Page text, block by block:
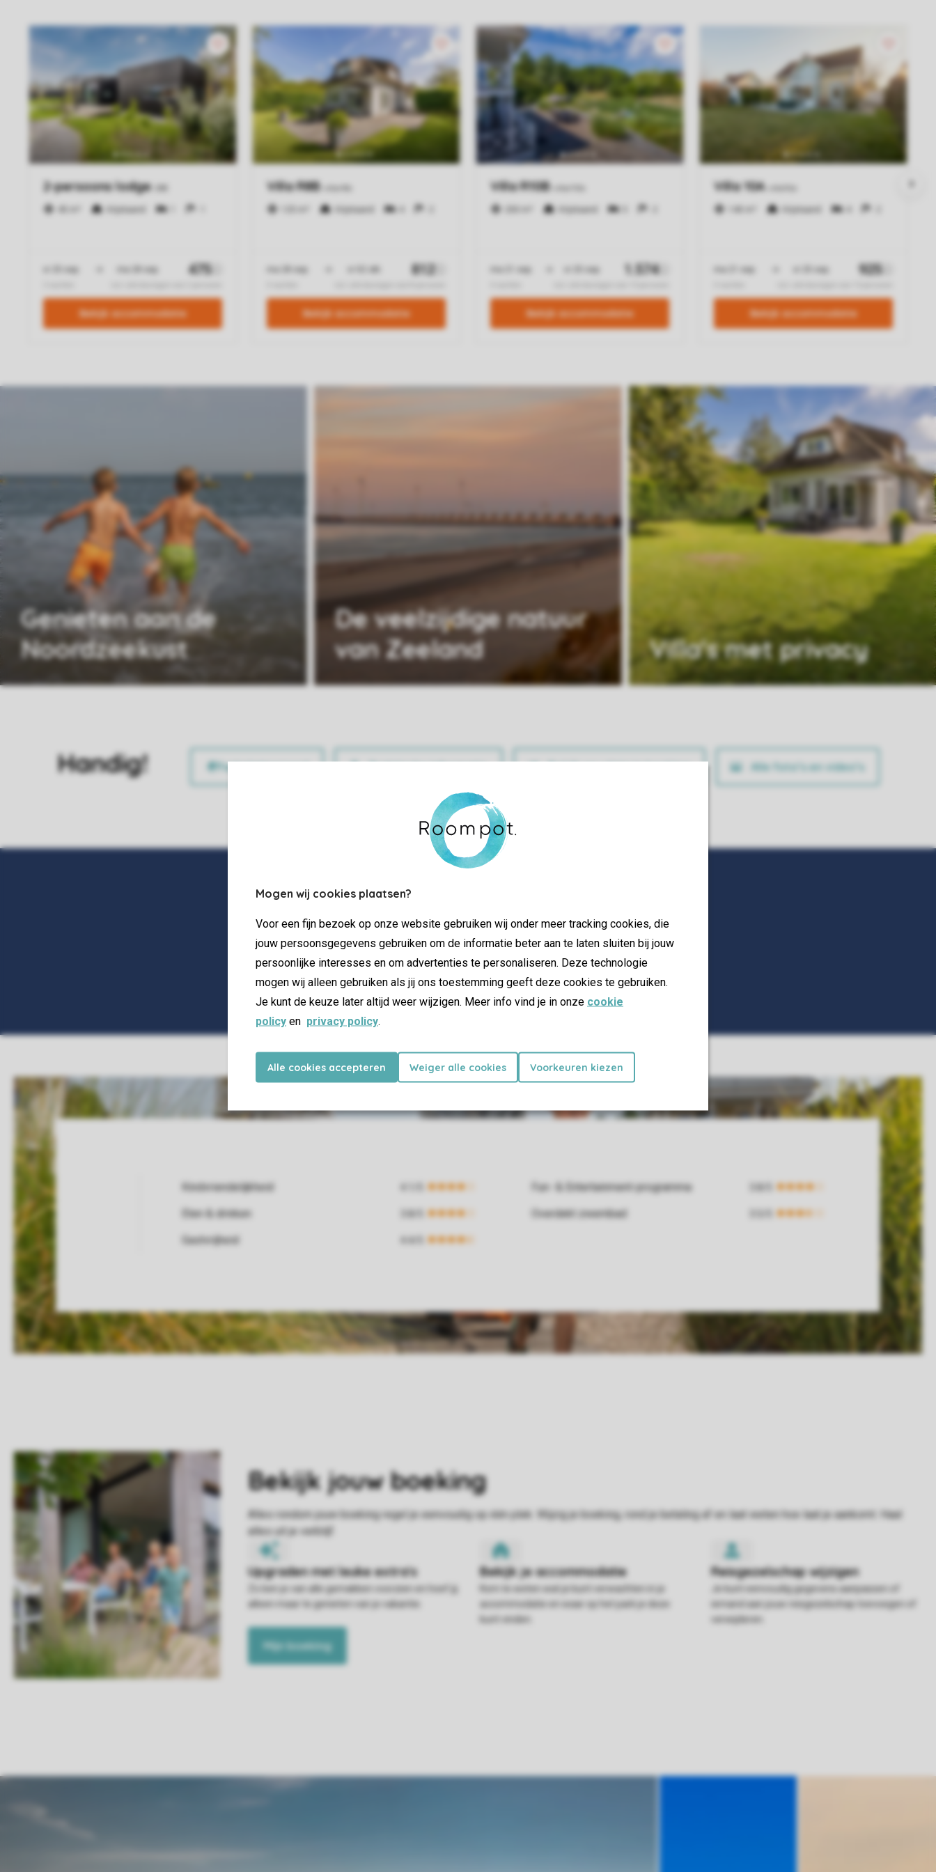
Mogen wij cookies plaatsen?
Voor een fijn bezoek op onze website gebruiken wij onder meer tracking cookies, die
jouw persoonsgegevens gebruiken om de informatie beter aan te laten sluiten bij jouw
persoonlijke interesses en om advertenties te personaliseren. Deze technologie
mogen wij alleen gebruiken als jij ons toestemming geeft deze cookies te gebruiken.
Je kunt de keuze later altijd weer wijzigen. Meer info vind je in onze cookie
policy en privacy policy.
Alle cookies accepteren Weiger alle cookies Voorkeuren kiezen
Genieten aan de
Noordzeekust
De veelzijdige natuur
van Zeeland
Villa's met privacy
Handig! Praktische informatie Bekijk en wijzig je boeking Alle foto’s en video’s
Service Rating from our guests
Kindvriendelijkheid
Fun- & Entertainment-programma
Eten & drinken
Overdekt zwembad
Gastvrijheid
Zo ben je van alle gemakken voorzien en hoef jij
alleen maar te genieten van je vakantie.
Kom te weten wat je kunt verwachten in je
accommodatie en waar op het park je deze
kunt vinden.
Je kunt eenvoudig gegevens aanpassen of
iemand aan jouw reisgezelschap toevoegen of
verwijderen.
Mijn boeking